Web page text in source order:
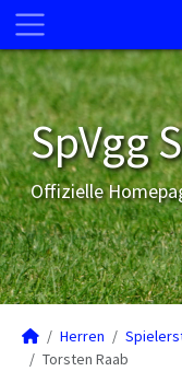
SpVgg
Offizielle
Herren
Torsten Raab